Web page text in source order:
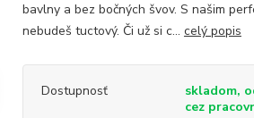
bavlny a bez bočných švov. S našim
nebudeš tuctový. Či už si c... celý popis
Dostupnosť
skladom,
cez